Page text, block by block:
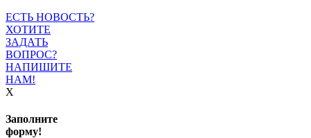
ЕСТЬ НОВОСТЬ?
ХОТИТЕ
ЗАДАТЬ
ВОПРОС?
НАПИШИТЕ
НАМ!
X
Заполните
форму!